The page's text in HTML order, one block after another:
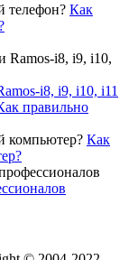
Как
i8, i9, i10, i11
правильно
Как